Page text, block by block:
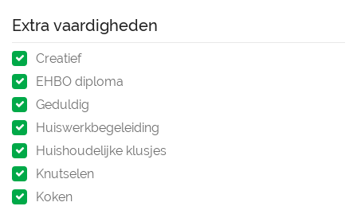
Extra vaardigheden
Creatief
EHBO diploma
Geduldig
Huiswerkbegeleiding
Huishoudelijke klusjes
Knutselen
Koken